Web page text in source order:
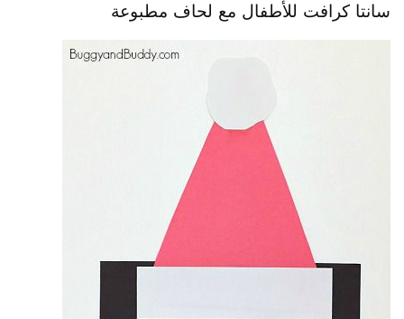
سانتا كرافت للأطفال مع لحاف مطبوعة